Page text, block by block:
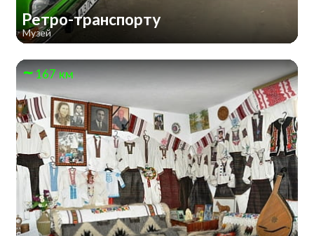
Ретро-транспорту
Музей
167 км